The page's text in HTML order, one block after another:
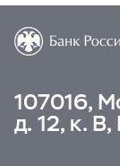
107016,
д. 12, к.